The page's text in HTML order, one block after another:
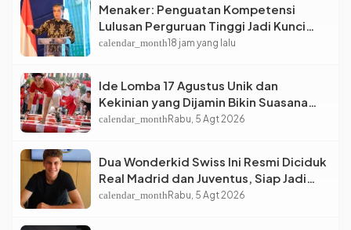
Menaker: Penguatan Kompetensi
Lulusan Perguruan Tinggi Jadi Kunci
Menjawab Kebutuhan Dunia Kerja
calendar_month18 jam yang lalu
Ide Lomba 17 Agustus Unik dan
Kekinian yang Dijamin Bikin Suasana
Makin Pecah
calendar_monthRabu, 5 Agt 2026
Dua Wonderkid Swiss Ini Resmi Diciduk
Real Madrid dan Juventus, Siap Jadi
Bintang Baru Eropa
calendar_monthRabu, 5 Agt 2026